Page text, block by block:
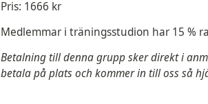
Pris: 1666 kr
Medlemmar i träningsstudion har 15 %
Betalning till denna grupp sker direkt i
betala på plats och kommer in till oss så